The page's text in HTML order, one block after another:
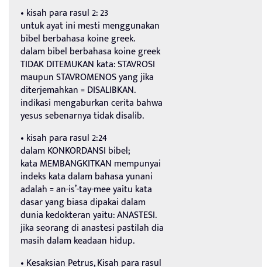
• kisah para rasul 2: 23
untuk ayat ini mesti menggunakan
bibel berbahasa koine greek.
dalam bibel berbahasa koine greek
TIDAK DITEMUKAN kata: STAVROSI
maupun STAVROMENOS yang jika
diterjemahkan = DISALIBKAN.
indikasi mengaburkan cerita bahwa
yesus sebenarnya tidak disalib.
• kisah para rasul 2:24
dalam KONKORDANSI bibel;
kata MEMBANGKITKAN mempunyai
indeks kata dalam bahasa yunani
adalah = an-is’-tay-mee yaitu kata
dasar yang biasa dipakai dalam
dunia kedokteran yaitu: ANASTESI.
jika seorang di anastesi pastilah dia
masih dalam keadaan hidup.
• Kesaksian Petrus, Kisah para rasul